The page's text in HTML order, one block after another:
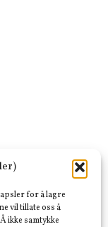
for å lagre
vil tillate oss å
ikke samtykke